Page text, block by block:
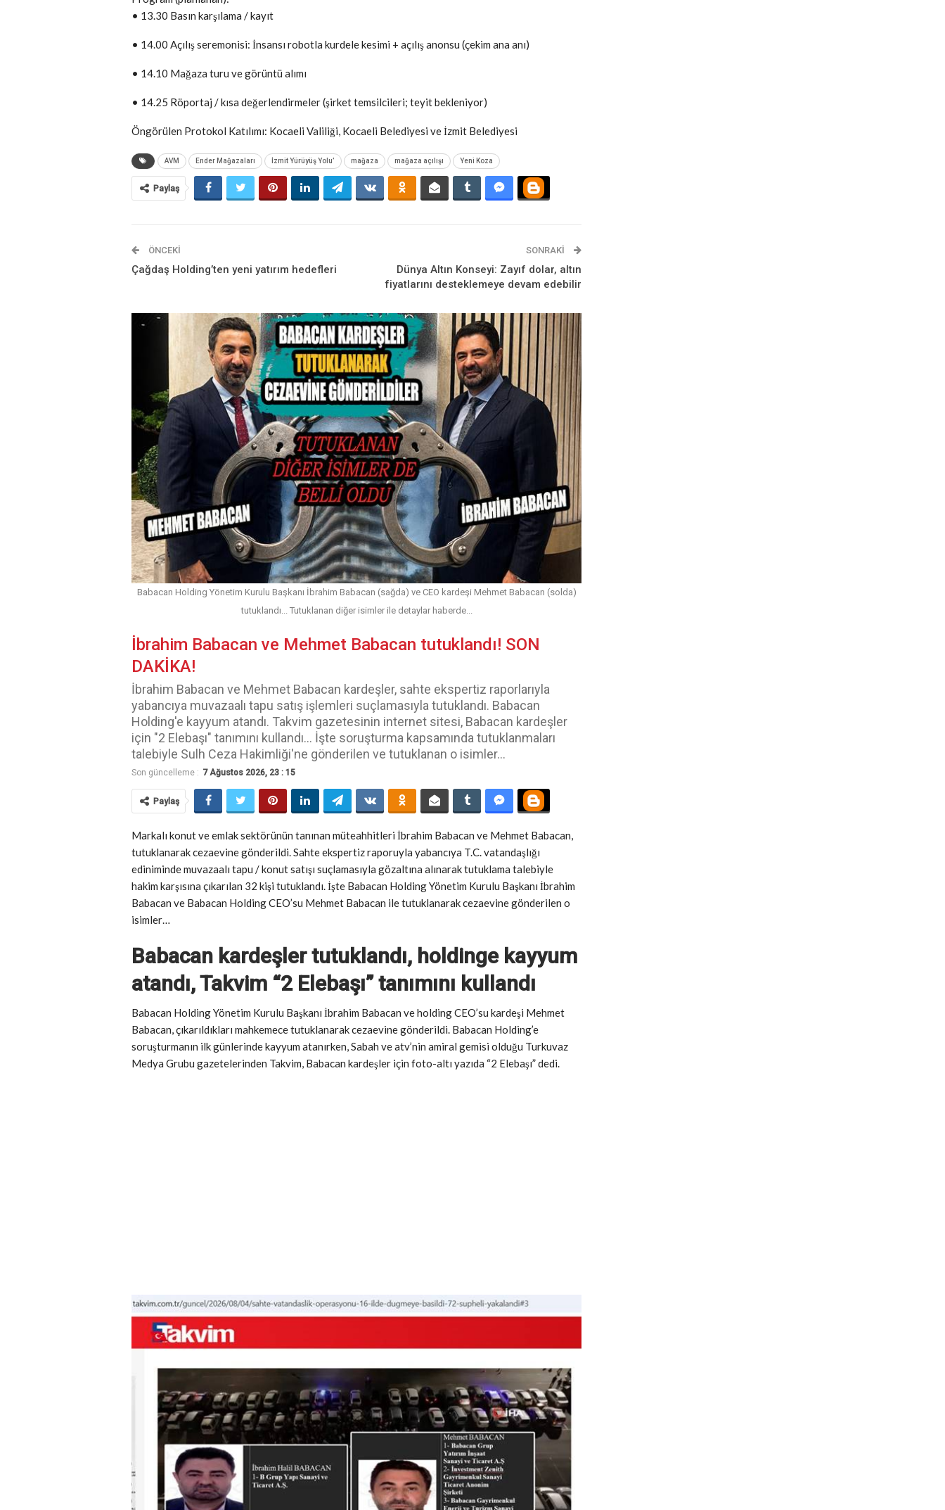
• 13.30 Basın karşılama / kayıt
• 14.00 Açılış seremonisi: İnsansı robotla kurdele kesimi + açılış anonsu (çekim ana anı)
• 14.10 Mağaza turu ve görüntü alımı
• 14.25 Röportaj / kısa değerlendirmeler (şirket temsilcileri; teyit bekleniyor)
Öngörülen Protokol Katılımı: Kocaeli Valiliği, Kocaeli Belediyesi ve İzmit Belediyesi
AVM Ender Mağazaları İzmit Yürüyüş Yolu’ mağaza mağaza açılışı Yeni Koza
Paylaş
ÖNCEKI
Çağdaş Holding’ten yeni yatırım hedefleri
SONRAKI
Dünya Altın Konseyi: Zayıf dolar, altın
fiyatlarını desteklemeye devam edebilir
Babacan Holding Yönetim Kurulu Başkanı İbrahim Babacan (sağda) ve CEO kardeşi Mehmet Babacan (solda)
tutuklandı... Tutuklanan diğer isimler ile detaylar haberde...
İbrahim Babacan ve Mehmet Babacan tutuklandı! SON
DAKİKA!
İbrahim Babacan ve Mehmet Babacan kardeşler, sahte ekspertiz raporlarıyla
yabancıya muvazaalı tapu satış işlemleri suçlamasıyla tutuklandı. Babacan
Holding'e kayyum atandı. Takvim gazetesinin internet sitesi, Babacan kardeşler
için "2 Elebaşı" tanımını kullandı... İşte soruşturma kapsamında tutuklanmaları
talebiyle Sulh Ceza Hakimliği'ne gönderilen ve tutuklanan o isimler...
Son güncelleme : 7 Ağustos 2026, 23 : 15
Paylaş
Markalı konut ve emlak sektörünün tanınan müteahhitleri İbrahim Babacan ve Mehmet Babacan,
tutuklanarak cezaevine gönderildi. Sahte ekspertiz raporuyla yabancıya T.C. vatandaşlığı
ediniminde muvazaalı tapu / konut satışı suçlamasıyla gözaltına alınarak tutuklama talebiyle
hakim karşısına çıkarılan 32 kişi tutuklandı. İşte Babacan Holding Yönetim Kurulu Başkanı İbrahim
Babacan ve Babacan Holding CEO’su Mehmet Babacan ile tutuklanarak cezaevine gönderilen o
isimler…
Babacan kardeşler tutuklandı, holdinge kayyum
atandı, Takvim “2 Elebaşı” tanımını kullandı
Babacan Holding Yönetim Kurulu Başkanı İbrahim Babacan ve holding CEO’su kardeşi Mehmet
Babacan, çıkarıldıkları mahkemece tutuklanarak cezaevine gönderildi. Babacan Holding’e
soruşturmanın ilk günlerinde kayyum atanırken, Sabah ve atv’nin amiral gemisi olduğu Turkuvaz
Medya Grubu gazetelerinden Takvim, Babacan kardeşler için foto-altı yazıda “2 Elebaşı” dedi.